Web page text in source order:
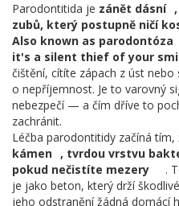
Parodontitida je zánět dásní ,
zubů, který postupně ničí
Also known as parodontóza
it's a silent thief of your
čištění, cítíte zápach z úst
o nepříjemnost. Je to varovný
nebezpečí — a čím dříve to
zachránit.
Léčba parodontitidy začíná
kámen , tvrdou vrstvu
pokud nečistíte mezery
.
je jako beton, který drží
jeho odstranění žádná domácí